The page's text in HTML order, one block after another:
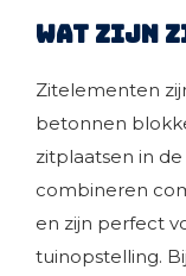
Wat zijn
Zitelementen
betonnen
zitplaatsen in
combineren
en zijn perfect
tuinopstelling.